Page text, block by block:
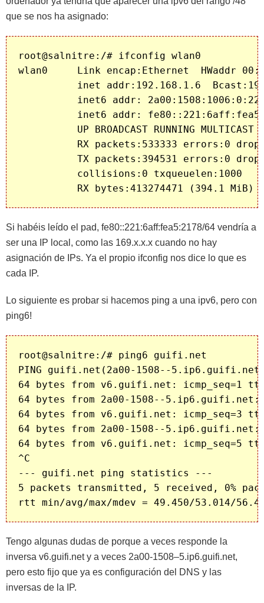
que se nos ha asignado:
root@salnitre:/# ifconfig wlan0
wlan0     Link encap:Ethernet  HWaddr
inet addr:192.168.1.6
inet6 addr:
inet6 addr:
UP BROADCAST RUNNING MULTICAST
RX packets:533333 errors:0
TX packets:394531 errors:0
          collisions:0 txqueuelen:1000
RX bytes:413274471 (394.1 MiB)
Si habéis leído el pad, fe80::221:6aff:fea5:2178/64 vendría a
ser una IP local, como las 169.x.x.x cuando no hay
asignación de IPs. Ya el propio ifconfig nos dice lo que es
cada IP.
Lo siguiente es probar si hacemos ping a una ipv6, pero con
ping6!
root@salnitre:/# ping6 guifi.net
PING guifi.net(2a00-1508--
64 bytes from v6.guifi.net: icmp_seq=1
64 bytes from 2a00-1508--5.ip6.guifi.net:
64 bytes from v6.guifi.net: icmp_seq=3
64 bytes from 2a00-1508--5.ip6.guifi.net:
64 bytes from v6.guifi.net: icmp_seq=5
^C
--- guifi.net ping statistics ---
5 packets transmitted, 5 received, 0%
rtt min/avg/max/mdev = 49.450/53.014/
Tengo algunas dudas de porque a veces responde la
inversa v6.guifi.net y a veces 2a00-1508–5.ip6.guifi.net,
pero esto fijo que ya es configuración del DNS y las
inversas de la IP.